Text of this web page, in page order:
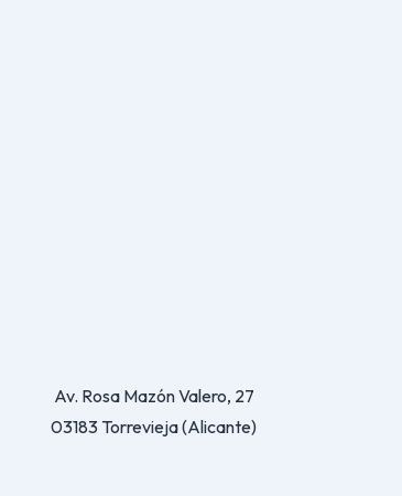
Av. Rosa Mazón Valero, 27
03183 Torrevieja (Alicante)